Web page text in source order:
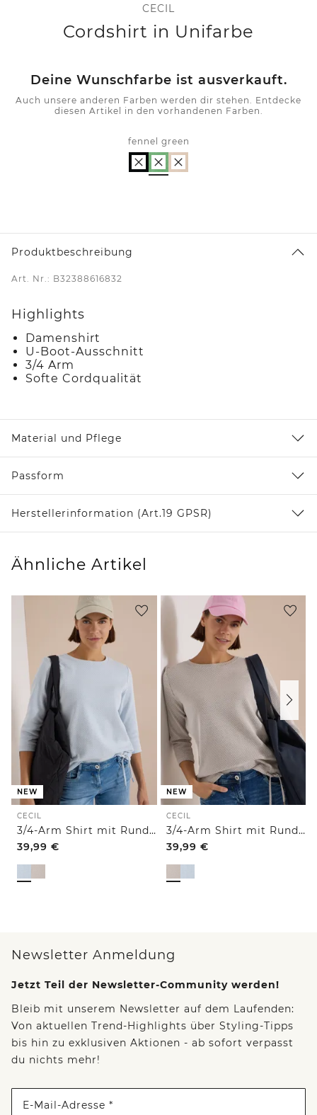
CECIL
Cordshirt in Unifarbe
Deine Wunschfarbe ist ausverkauft.
Auch unsere anderen Farben werden dir stehen. Entdecke
diesen Artikel in den vorhandenen Farben.
fennel green
Produktbeschreibung
Art. Nr.: B32388616832
Highlights
Damenshirt
U-Boot-Ausschnitt
3/4 Arm
Softe Cordqualität
Material und Pflege
Passform
Herstellerinformation (Art.19 GPSR)
Ähnliche Artikel
NEW
CECIL
3/4-Arm Shirt mit Rundhals und Struktur
39,99 €
NEW
CECIL
3/4-Arm Shirt mit Rundhals und Struktur
39,99 €
Newsletter Anmeldung
Jetzt Teil der Newsletter-Community werden!
Bleib mit unserem Newsletter auf dem Laufenden:
Von aktuellen Trend-Highlights über Styling-Tipps
bis hin zu exklusiven Aktionen - ab sofort verpasst
du nichts mehr!
E-Mail-Adresse *